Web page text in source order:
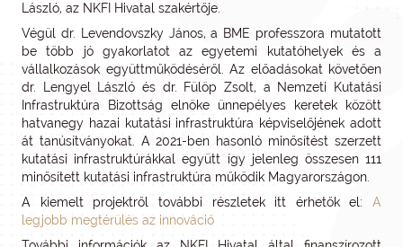
László, az NKFI Hivatal szakértője.
Végül dr. Levendovszky János, a BME professzora mutatott
be több jó gyakorlatot az egyetemi kutatóhelyek és a
vállalkozások együttműködéséről. Az előadásokat követően
dr. Lengyel László és dr. Fülöp Zsolt, a Nemzeti Kutatási
Infrastruktúra Bizottság elnöke ünnepélyes keretek között
hatvanegy hazai kutatási infrastruktúra képviselőjének adott
át tanúsítványokat. A 2021-ben hasonló minősítést szerzett
kutatási infrastruktúrákkal együtt így jelenleg összesen 111
minősített kutatási infrastruktúra működik Magyarországon.
A kiemelt projektről további részletek itt érhetők el: A
legjobb megtérülés az innováció